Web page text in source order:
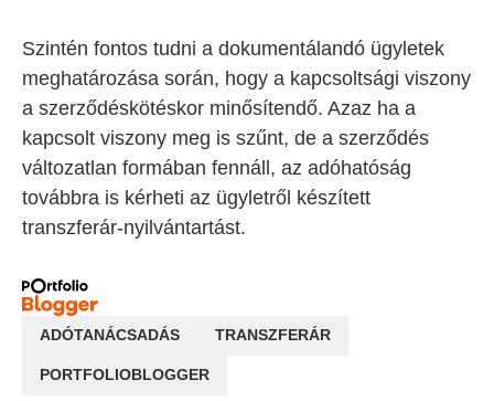
Szintén fontos tudni a dokumentálandó ügyletek
meghatározása során, hogy a kapcsoltsági viszony
a szerződéskötéskor minősítendő. Azaz ha a
kapcsolt viszony meg is szűnt, de a szerződés
változatlan formában fennáll, az adóhatóság
továbbra is kérheti az ügyletről készített
transzferár-nyilvántartást.
ADÓTANÁCSADÁS TRANSZFERÁR
PORTFOLIOBLOGGER